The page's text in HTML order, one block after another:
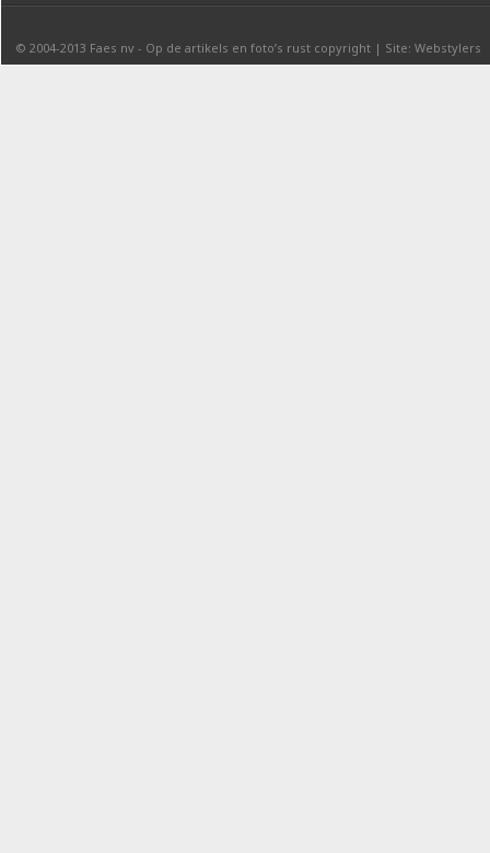
© 2004-2013 Faes nv - Op de artikels en foto’s rust copyright | Site: Webstylers